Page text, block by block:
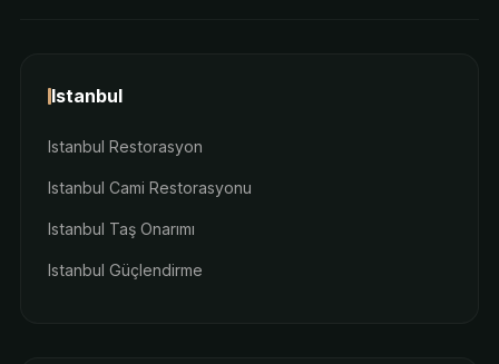
Istanbul
Istanbul Restorasyon
Istanbul Cami Restorasyonu
Istanbul Taş Onarımı
Istanbul Güçlendirme